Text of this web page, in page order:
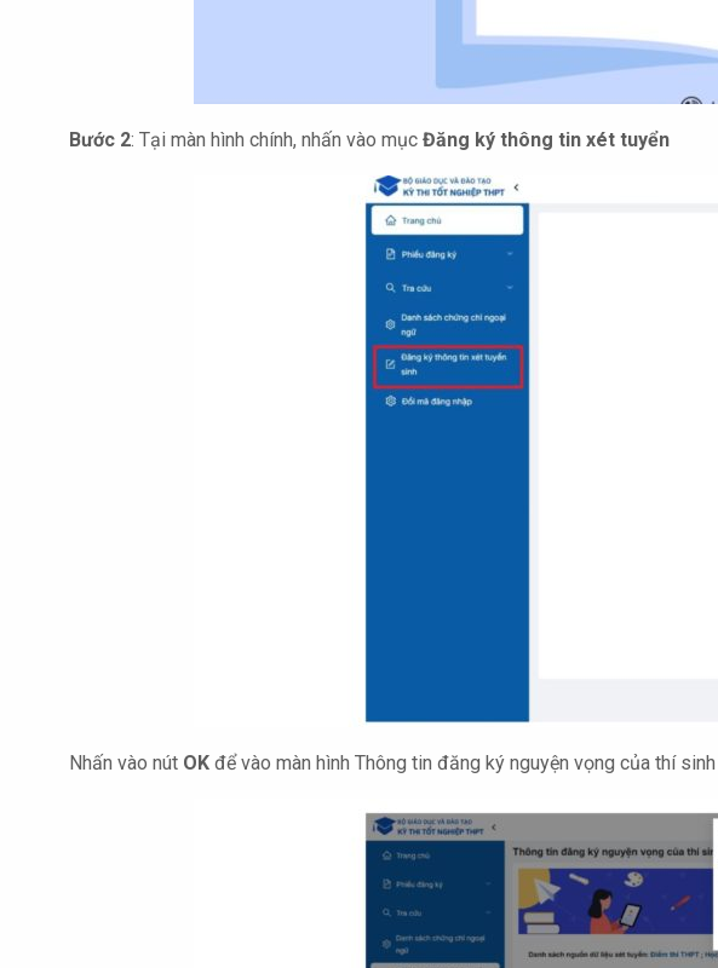
Bước 2: Tại màn hình chính, nhấn vào mục Đăng ký thông tin xét tuyển
Nhấn vào nút OK để vào màn hình Thông tin đăng ký nguyện vọng của thí sinh